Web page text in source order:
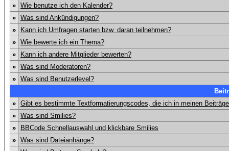
» Wie benutze ich den Kalender?
» Was sind Ankündigungen?
»
Kann ich Umfragen starten bzw. daran teilnehmen?
» Wie bewerte ich ein Thema?
»
Kann ich andere Mitglieder bewerten?
» Was sind Moderatoren?
» Was sind Benutzerlevel?
» Gibt es bestimmte Textformatierungscodes, die ich in meinen
» Was sind Smilies?
»
BBCode Schnellauswahl und klickbare Smilies
» Was sind Dateianhänge?